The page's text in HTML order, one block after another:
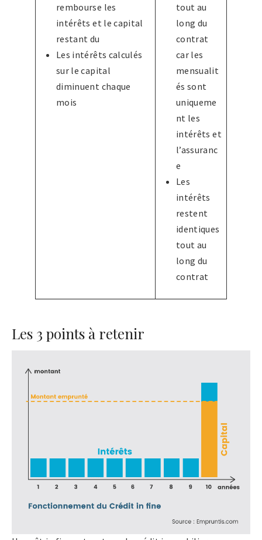
rembourse les
intérêts et le capital
restant du
Les intérêts calculés
sur le capital
diminuent chaque
mois
tout au
long du
contrat
car les
mensualit
és sont
uniqueme
nt les
intérêts et
l’assuranc
e
Les
intérêts
restent
identiques
tout au
long du
contrat
Les 3 points à retenir